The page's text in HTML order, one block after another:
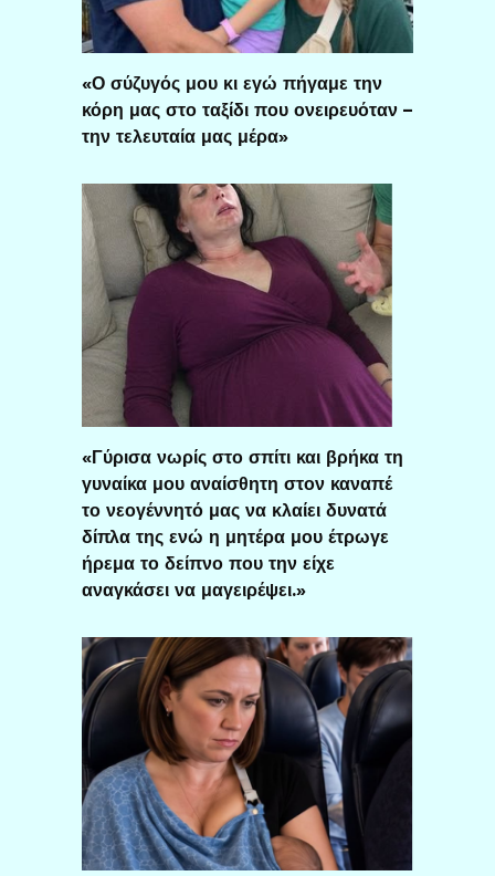
«Ο σύζυγός μου κι εγώ πήγαμε την
κόρη μας στο ταξίδι που ονειρευόταν –
την τελευταία μας μέρα»
«Γύρισα νωρίς στο σπίτι και βρήκα τη
γυναίκα μου αναίσθητη στον καναπέ
το νεογέννητό μας να κλαίει δυνατά
δίπλα της ενώ η μητέρα μου έτρωγε
ήρεμα το δείπνο που την είχε
αναγκάσει να μαγειρέψει.»